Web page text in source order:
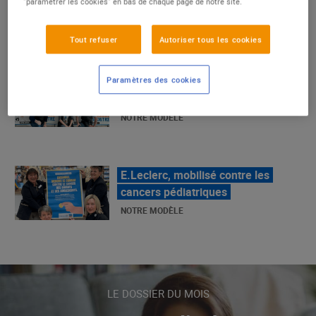
La Grande Rencontre 2024, encore
un succès
E.Leclerc, mobilisé contre les
cancers pédiatriques
NOTRE MODÈLE
SES COMBATS
NOTRE MODÈLE
LE DOSSIER DU MOIS
Tout refuser Autoriser tous les cookies
Paramètres des cookies